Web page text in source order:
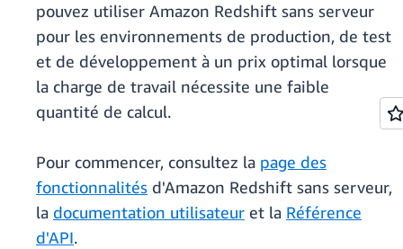
pouvez utiliser Amazon Redshift sans serveur
pour les environnements de production, de test
et de développement à un prix optimal lorsque
la charge de travail nécessite une faible
quantité de calcul.
Pour commencer, consultez la page des
fonctionnalités d'Amazon Redshift sans serveur,
la documentation utilisateur et la Référence
d'API.